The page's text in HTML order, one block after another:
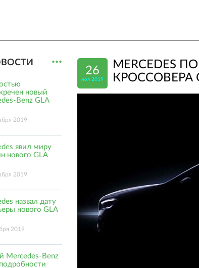
26
ноя 2019
MERCEDES
КРОССОВЕРА
...
новый
Benz GLA
2019
явил миру
нового GLA
2019
назвал дату
нового GLA
2019
Mercedes-Benz